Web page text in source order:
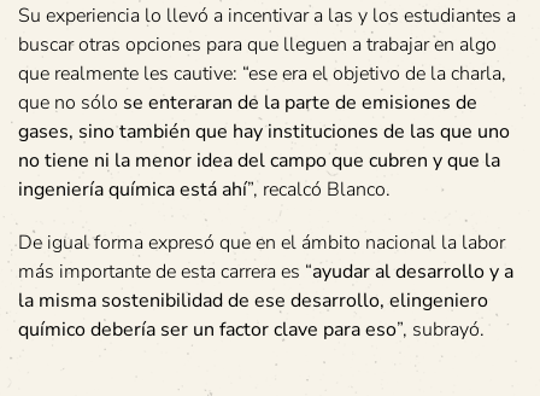
Su experiencia lo llevó a incentivar a las y los estudiantes a
buscar otras opciones para que lleguen a trabajar en algo
que realmente les cautive: “ese era el objetivo de la charla,
que no sólo se enteraran de la parte de emisiones de
gases, sino también que hay instituciones de las que uno
no tiene ni la menor idea del campo que cubren y que la
ingeniería química está ahí”, recalcó Blanco.
De igual forma expresó que en el ámbito nacional la labor
más importante de esta carrera es “ayudar al desarrollo y a
la misma sostenibilidad de ese desarrollo, elingeniero
químico debería ser un factor clave para eso”, subrayó.